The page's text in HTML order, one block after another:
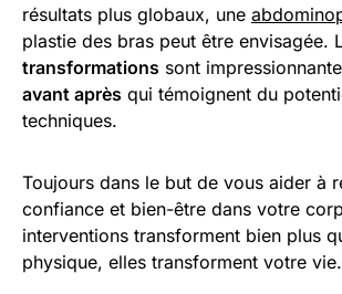
résultats plus globaux, une
plastie des bras peut être envisagée.
transformations sont
avant après qui témoignent du
techniques.
Toujours dans le but de vous aider à
confiance et bien-être dans votre
interventions transforment bien plus
physique, elles transforment votre vie.